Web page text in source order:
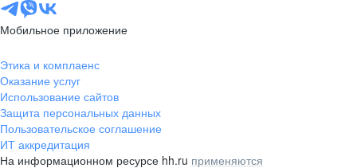
Мобильное приложение
Этика и комплаенс
Оказание услуг
Использование сайтов
Защита персональных данных
Пользовательское соглашение
ИТ аккредитация
На информационном ресурсе hh.ru применяются